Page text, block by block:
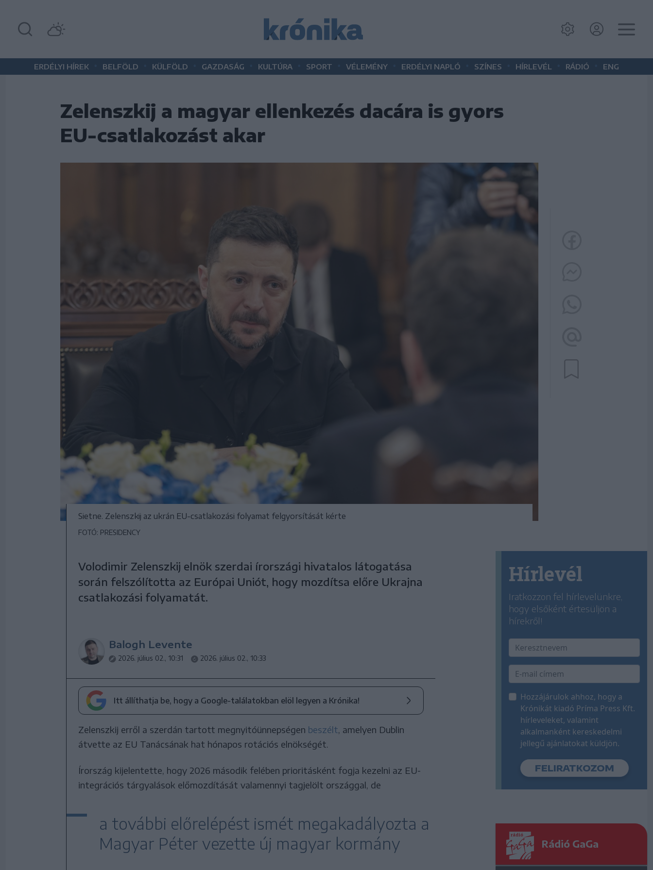
ERDÉLYI HÍREK BELFÖLD KÜLFÖLD GAZDASÁG KULTÚRA SPORT VÉLEMÉNY ERDÉLYI NAPLÓ SZÍNES HÍRLEVÉL RÁDIÓ ENG
Zelenszkij a magyar ellenkezés dacára is gyors
EU-csatlakozást akar
Sietne. Zelenszkij az ukrán EU-csatlakozási folyamat felgyorsítását kérte
FOTÓ: PRESIDENCY
Volodimir Zelenszkij elnök szerdai írországi hivatalos látogatása
során felszólította az Európai Uniót, hogy mozdítsa előre Ukrajna
csatlakozási folyamatát.
Balogh Levente
2026. július 02., 10:31 2026. július 02., 10:33
Itt állíthatja be, hogy a Google-találatokban elöl legyen a Krónika!
Zelenszkij erről a szerdán tartott megnyitóünnepségen beszélt, amelyen Dublin
átvette az EU Tanácsának hat hónapos rotációs elnökségét.
Írország kijelentette, hogy 2026 második felében prioritásként fogja kezelni az EU-
integrációs tárgyalások előmozdítását valamennyi tagjelölt országgal, de
a további előrelépést ismét megakadályozta a
Magyar Péter vezette új magyar kormány
Hírlevél
Iratkozzon fel hírlevelünkre,
hogy elsőként értesüljön a
hírekről!
Hozzájárulok ahhoz, hogy a
Krónikát kiadó Príma Press Kft.
hírleveleket, valamint
alkalmanként kereskedelmi
jellegű ajánlatokat küldjön.
Rádió GaGa